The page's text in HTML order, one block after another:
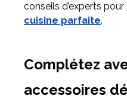
conseils d’experts pour
cuisine parfaite.
Complétez
accessoires